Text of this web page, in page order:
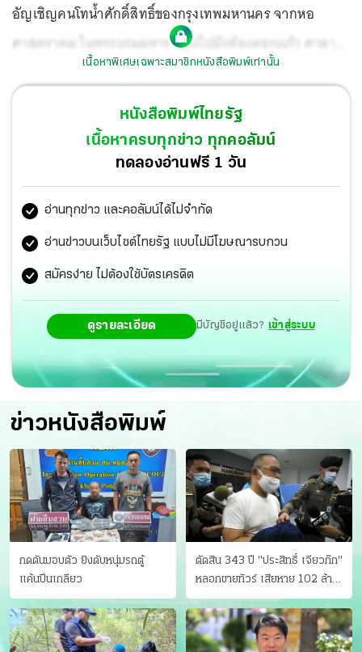
อัญเชิญคนโทน้ำศักดิ์สิทธิ์ของกรุงเทพมหานคร จากหอ
ศาสตราคม ในพระบรมมหาราชวังไปยังห้องดอกแก้ว ศาลา
ว่าการ กระทรวงมหาดไทย โดยมี พล.ต.อ. อัศวิน ขวัญเมือง ผู้
ว่าฯ กทม. พร้อม ด้วยคณะผู้บริหารและข้าราชการ กทม. เข้า
เนื้อหาพิเศษเฉพาะสมาชิกหนังสือพิมพ์เท่านั้น
หนังสือพิมพ์ไทยรัฐ
เนื้อหาครบทุกข่าว ทุกคอลัมน์
ทดลองอ่านฟรี 1 วัน
อ่านทุกข่าว และคอลัมน์ได้ไม่จำกัด
อ่านข่าวบนเว็บไซต์ไทยรัฐ แบบไม่มีโฆษณารบกวน
สมัครง่าย ไม่ต้องใช้บัตรเครดิต
ดูรายละเอียด มีบัญชีอยู่แล้ว? เข้าสู่ระบบ
ข่าวหนังสือพิมพ์
กดดันมอบตัว ยิงดับหนุ่มรถตู้
แค้นปีนเกลียว
ตัดสิน 343 ปี "ประสิทธิ์ เจียวก๊ก"
หลอกขายทัวร์ เสียหาย 102 ล้าน
มีเหยื่อ 173 คน